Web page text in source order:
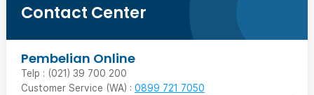
Contact Center
Pembelian Online
Telp : (021) 39 700 200
Customer Service (WA) : 0899 721 7050